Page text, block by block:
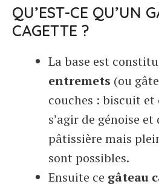
QU’EST-CE QU’UN
CAGETTE ?
La base est
entremets (ou
couches : biscuit et
s’agir de génoise et
pâtissière mais
sont possibles.
Ensuite ce gâteau